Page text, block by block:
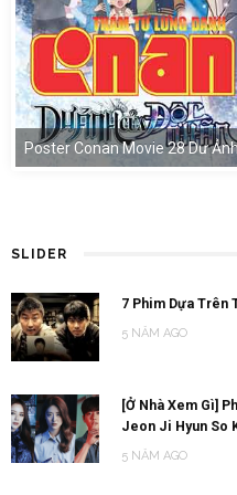
Poster Conan Movie 28 Dư
SLIDER
7 Phim Dựa Trên
5 NĂM AGO
[Ở Nhà Xem Gì]
Jeon Ji Hyun So
5 NĂM AGO